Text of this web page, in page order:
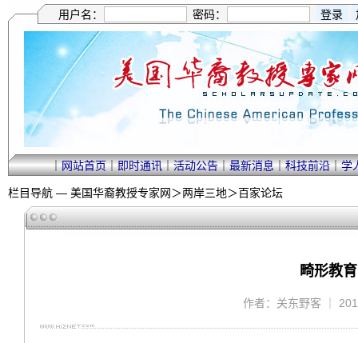
用户名： 密码：
｜网站首页｜即时通讯｜活动公告｜最新消息｜科技前沿｜学
栏目导航 — 美国华裔教授专家网＞两岸三地＞百家论坛
畸形教
作者：关东野客 ｜